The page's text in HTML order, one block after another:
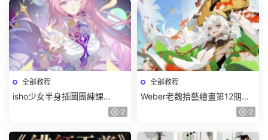
全部教程
isho少女半身插圖團練課
2026【畫質高清隻有視頻】 2
全部教程
Weber老魏拾藝繪畫第12期角
色特訓班【畫質不錯隻有視
2